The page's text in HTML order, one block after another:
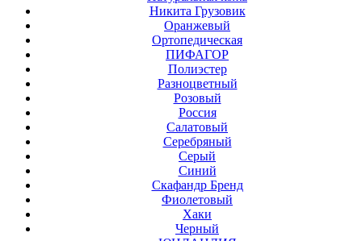
Никита Грузовик
Оранжевый
Ортопедическая
ПИФАГОР
Полиэстер
Разноцветный
Розовый
Россия
Салатовый
Серебряный
Серый
Синий
Скафандр Бренд
Фиолетовый
Хаки
Черный